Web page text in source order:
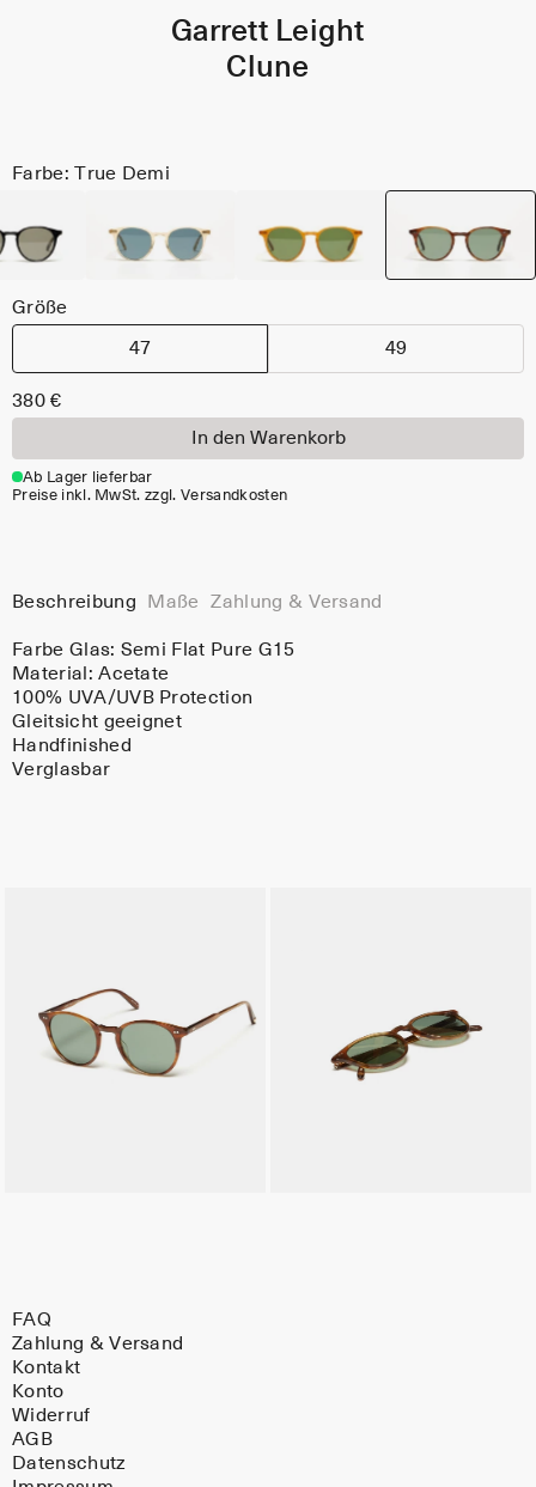
Garrett Leight
Clune
Farbe: True Demi
Größe
47 49
380 €
In den Warenkorb
Ab Lager lieferbar
Preise inkl. MwSt. zzgl. Versandkosten
Beschreibung Maße Zahlung & Versand
Farbe Glas: Semi Flat Pure G15
Material:Acetate
100% UVA/UVB Protection
Gleitsicht geeignet
Handfinished
Verglasbar
FAQ
Zahlung & Versand
Kontakt
Konto
Widerruf
AGB
Datenschutz